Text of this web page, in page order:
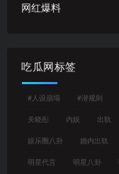
网红爆料
吃瓜网标签
#人设崩塌 #潜规则
关晓彤 内娱 出轨
娱乐圈八卦 婚内出轨
明星代言 明星八卦